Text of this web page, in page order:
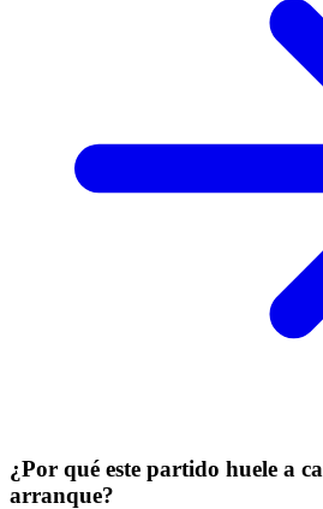
¿Por qué este partido huele a
arranque?